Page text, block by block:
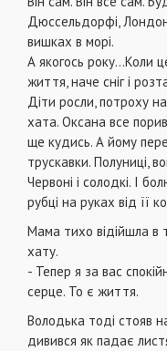
Дюссельдорфі,
вишках в морі.
А якогось року…Коли
життя, наче сніг і
Діти росли, потроху
хата. Оксана все
ще кудись. А йому
трускавки. Полуниці,
Червоні і солодкі. І
рубці на руках від її
Мама тихо відійшла в
хату.
- Тепер я за вас
серце. То є життя.
Володька тоді стояв
дивився як падає